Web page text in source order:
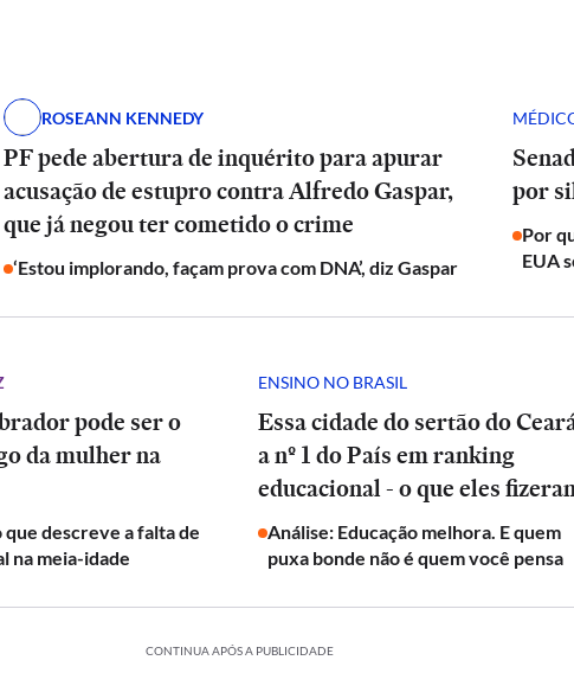
ROSEANN KENNEDY
PF pede abertura de inquérito para apurar
acusação de estupro contra Alfredo Gaspar,
que já negou ter cometido o crime
‘Estou implorando, façam prova com DNA’, diz Gaspar
por
Por
EUA
pode ser o
da mulher na
descreve a falta de
na meia-idade
ENSINO NO BRASIL
Essa cidade do sertão do
a nº 1 do País em ranking
educacional - o que eles
Análise: Educação melhora. E quem
puxa bonde não é quem você pensa
CONTINUA APÓS A PUBLICIDADE